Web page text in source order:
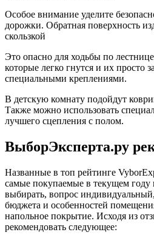
Особое внимание уделите
дорожки. Обратная поверхность
скользкой
Это опасно для ходьбы по
которые легко гнутся и их просто
специальными креплениями.
В детскую комнату подойдут
Также можно использовать
лучшего сцепления с полом.
ВыборЭксперта.ру
Названные в топ рейтинге
самые покупаемые в текущем году
выбирать, вопрос
бюджета и особенностей
напольное покрытие. Исходя из
рекомендовать следующее: